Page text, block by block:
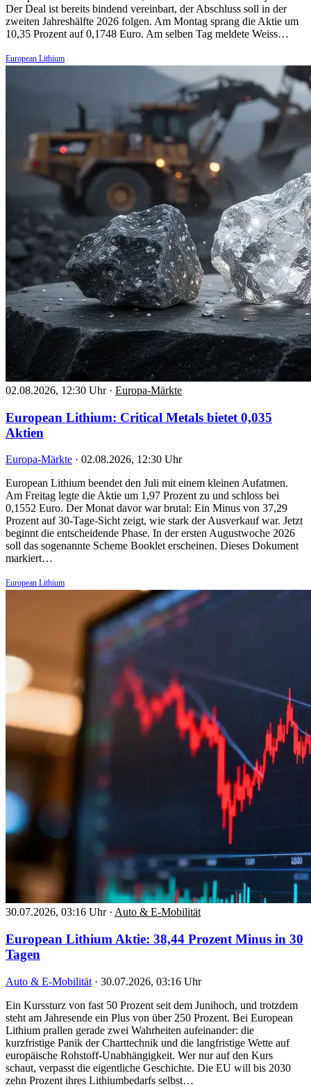
Der Deal ist bereits bindend vereinbart, der Abschluss soll in der
zweiten Jahreshälfte 2026 folgen. Am Montag sprang die Aktie um
10,35 Prozent auf 0,1748 Euro. Am selben Tag meldete Weiss…
European Lithium
02.08.2026, 12:30 Uhr · Europa-Märkte
European Lithium: Critical Metals bietet 0,035
Aktien
Europa-Märkte · 02.08.2026, 12:30 Uhr
European Lithium beendet den Juli mit einem kleinen Aufatmen.
Am Freitag legte die Aktie um 1,97 Prozent zu und schloss bei
0,1552 Euro. Der Monat davor war brutal: Ein Minus von 37,29
Prozent auf 30-Tage-Sicht zeigt, wie stark der Ausverkauf war. Jetzt
beginnt die entscheidende Phase. In der ersten Augustwoche 2026
soll das sogenannte Scheme Booklet erscheinen. Dieses Dokument
markiert…
European Lithium
30.07.2026, 03:16 Uhr · Auto & E-Mobilität
European Lithium Aktie: 38,44 Prozent Minus in 30
Tagen
Auto & E-Mobilität · 30.07.2026, 03:16 Uhr
Ein Kurssturz von fast 50 Prozent seit dem Junihoch, und trotzdem
steht am Jahresende ein Plus von über 250 Prozent. Bei European
Lithium prallen gerade zwei Wahrheiten aufeinander: die
kurzfristige Panik der Charttechnik und die langfristige Wette auf
europäische Rohstoff-Unabhängigkeit. Wer nur auf den Kurs
schaut, verpasst die eigentliche Geschichte. Die EU will bis 2030
zehn Prozent ihres Lithiumbedarfs selbst…